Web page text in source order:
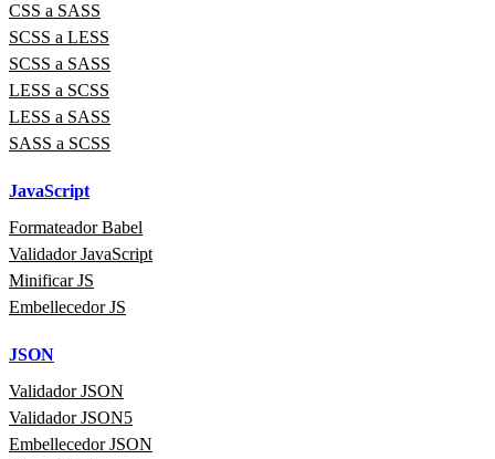
CSS a SASS
SCSS a LESS
SCSS a SASS
LESS a SCSS
LESS a SASS
SASS a SCSS
JavaScript
Formateador Babel
Validador JavaScript
Minificar JS
Embellecedor JS
JSON
Validador JSON
Validador JSON5
Embellecedor JSON